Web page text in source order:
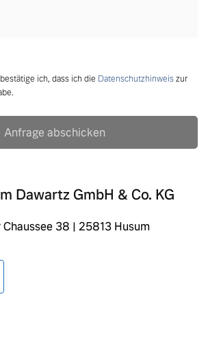
ich, dass ich die Datenschutzhinweiszur
Anfrage abschicken
Dawartz GmbH & Co. KG
38 | 25813 Husum